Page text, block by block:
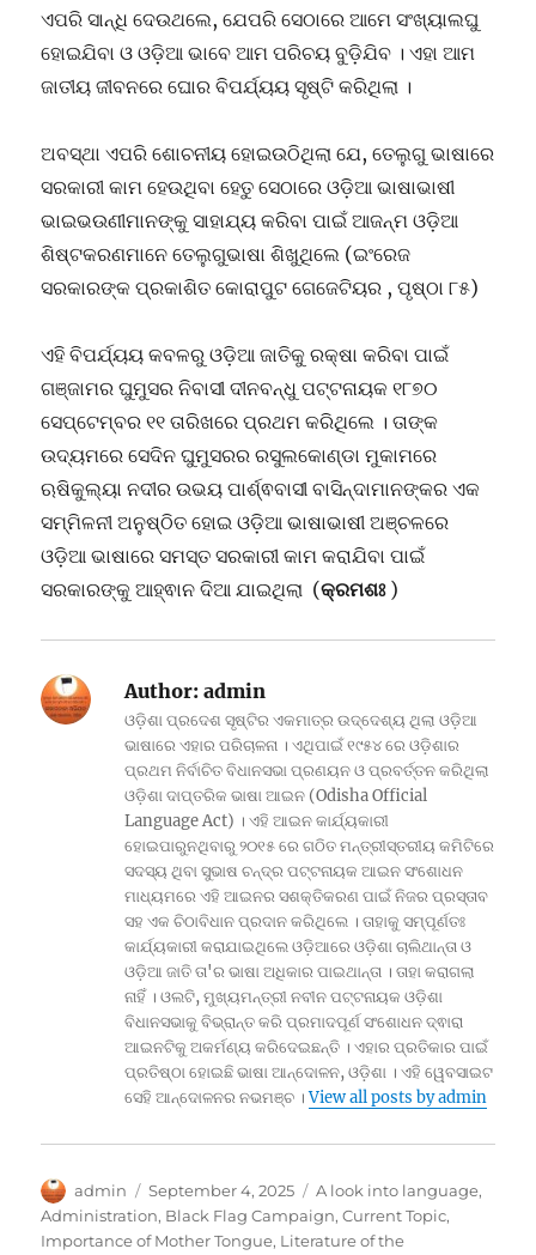
ଏପରି ସାନ୍ଧି ଦେଉଥଲେ, ଯେପରି ସେଠାରେ ଆମେ ସଂଖ୍ୟାଲଘୁ
ହୋଇଯିବା ଓ ଓଡ଼ିଆ ଭାବେ ଆମ ପରିଚୟ ବୁଡ଼ିଯିବ । ଏହା ଆମ
ଜାତୀୟ ଜୀବନରେ ଘୋର ବିପର୍ଯ୍ୟୟ ସୃଷ୍ଟି କରିଥିଲା ।
ଅବସ୍ଥା ଏପରି ଶୋଚନୀୟ ହୋଇଉଠିଥିଲା ଯେ, ତେଲୁଗୁ ଭାଷାରେ
ସରକାରୀ କାମ ହେଉଥିବା ହେତୁ ସେଠାରେ ଓଡ଼ିଆ ଭାଷାଭାଷୀ
ଭାଇଭଉଣୀମାନଙ୍କୁ ସାହାଯ୍ୟ କରିବା ପାଇଁ ଆଜନ୍ମ ଓଡ଼ିଆ
ଶିଷ୍ଟକରଣମାନେ ତେଲୁଗୁଭାଷା ଶିଖୁଥିଲେ (ଇଂରେଜ
ସରକାରଙ୍କ ପ୍ରକାଶିତ କୋରାପୁଟ ଗେଜେଟିୟର , ପୃଷ୍ଠା ୮୫)
ଏହି ବିପର୍ଯ୍ୟୟ କବଳରୁ ଓଡ଼ିଆ ଜାତିକୁ ରକ୍ଷା କରିବା ପାଇଁ
ଗଞ୍ଜାମର ଘୁମୁସର ନିବାସୀ ଦୀନବନ୍ଧୁ ପଟ୍ଟନାୟକ ୧୮୭୦
ସେପ୍ଟେମ୍ବର ୧୧ ତାରିଖରେ ପ୍ରଥମ କରିଥିଲେ । ତାଙ୍କ
ଉଦ୍ୟମରେ ସେଦିନ ଘୁମୁସରର ରସୁଲକୋଣ୍ଡା ମୁକାମରେ
ଋଷିକୁଲ୍ୟା ନଦୀର ଉଭୟ ପାର୍ଶ୍ଵବାସୀ ବାସିନ୍ଦାମାନଙ୍କର ଏକ
ସମ୍ମିଳନୀ ଅନୁଷ୍ଠିତ ହୋଇ ଓଡ଼ିଆ ଭାଷାଭାଷୀ ଅଞ୍ଚଳରେ
ଓଡ଼ିଆ ଭାଷାରେ ସମସ୍ତ ସରକାରୀ କାମ କରାଯିବା ପାଇଁ
ସରକାରଙ୍କୁ ଆହ୍ଵାନ ଦିଆ ଯାଇଥିଲା (କ୍ରମଶଃ)
Author: admin
ଓଡ଼ିଶା ପ୍ରଦେଶ ସୃଷ୍ଟିର ଏକମାତ୍ର ଉଦ୍ଦେଶ୍ୟ ଥିଲା ଓଡ଼ିଆ
ଭାଷାରେ ଏହାର ପରିଚାଳନା । ଏଥିପାଇଁ ୧୯୫୪ ରେ ଓଡ଼ିଶାର
ପ୍ରଥମ ନିର୍ବାଚିତ ବିଧାନସଭା ପ୍ରଣୟନ ଓ ପ୍ରବର୍ତ୍ତନ କରିଥିଲା
ଓଡ଼ିଶା ଦାପ୍ତରିକ ଭାଷା ଆଇନ (Odisha Official
Language Act) । ଏହି ଆଇନ କାର୍ଯ୍ୟକାରୀ
ହୋଇପାରୁନଥିବାରୁ ୨୦୧୫ ରେ ଗଠିତ ମନ୍ତ୍ରୀସ୍ତରୀୟ କମିଟିରେ
ସଦସ୍ୟ ଥିବା ସୁଭାଷ ଚନ୍ଦ୍ର ପଟ୍ଟନାୟକ ଆଇନ ସଂଶୋଧନ
ମାଧ୍ୟମରେ ଏହି ଆଇନର ସଶକ୍ତିକରଣ ପାଇଁ ନିଜର ପ୍ରସ୍ତାବ
ସହ ଏକ ଚିଠାବିଧାନ ପ୍ରଦାନ କରିଥିଲେ । ତାହାକୁ ସମ୍ପୂର୍ଣତଃ
କାର୍ଯ୍ୟକାରୀ କରାଯାଇଥିଲେ ଓଡ଼ିଆରେ ଓଡ଼ିଶା ଚାଲିଥାନ୍ତା ଓ
ଓଡ଼ିଆ ଜାତି ତା'ର ଭାଷା ଅଧିକାର ପାଇଥାନ୍ତା । ତାହା କରାଗଲା
ନାହିଁ । ଓଲଟି, ମୁଖ୍ୟମନ୍ତ୍ରୀ ନବୀନ ପଟ୍ଟନାୟକ ଓଡ଼ିଶା
ବିଧାନସଭାକୁ ବିଭ୍ରାନ୍ତ କରି ପ୍ରମାଦପୂର୍ଣ ସଂଶୋଧନ ଦ୍ଵାରା
ଆଇନଟିକୁ ଅକର୍ମଣ୍ୟ କରିଦେଇଛନ୍ତି । ଏହାର ପ୍ରତିକାର ପାଇଁ
ପ୍ରତିଷ୍ଠା ହୋଇଛି ଭାଷା ଆନ୍ଦୋଳନ, ଓଡ଼ିଶା । ଏହି ୱେବସାଇଟ
ସେହି ଆନ୍ଦୋଳନର ନଭମଞ୍ଚ ।View all posts by admin
Author
admin
Posted
on
September 4, 2025 Categories
A look into language,
Administration, Black Flag Campaign,Current Topic,
Importance of Mother Tongue, Literature of the